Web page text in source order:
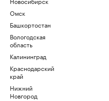
Омск
Башкортостан
Вологодская
область
Калининград
Краснодарский
край
Нижний
Новгород